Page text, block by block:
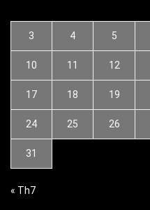
3 4 5
10 11 12
17 18 19
24 25 26
31
« Th7